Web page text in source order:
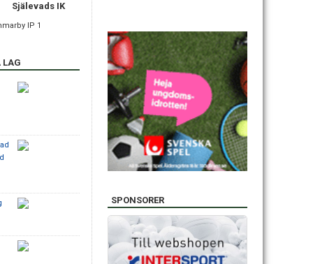
Själevads IK
IP 1
LAG
SPONSORER